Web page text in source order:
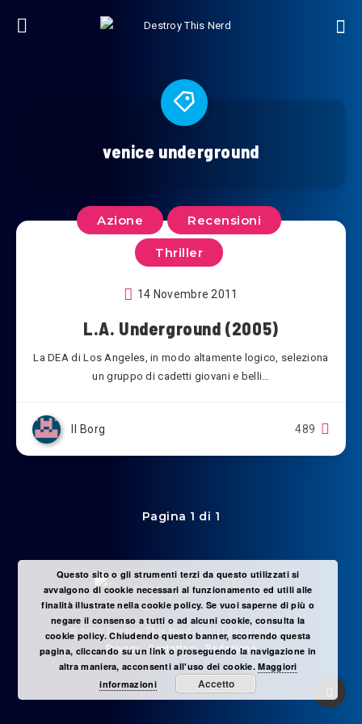
venice underground
Azione Recensioni
Thriller
14 Novembre 2011
L.A. Underground (2005)
La DEA di Los Angeles, in modo altamente logico, seleziona
un gruppo di cadetti giovani e belli…
Il Borg 489
Pagina 1 di 1
© 2025 Destroy This Nerd- Tutti i diritti riservati
Privacy- Contattaci-Redazione
Questo sito o gli strumenti terzi da questo utilizzati si
avvalgono di cookie necessari al funzionamento ed utili alle
finalità illustrate nella cookie policy. Se vuoi saperne di più o
negare il consenso a tutti o ad alcuni cookie, consulta la
cookie policy. Chiudendo questo banner, scorrendo questa
pagina, cliccando su un link o proseguendo la navigazione in
altra maniera, acconsenti all'uso dei cookie.Maggiori
informazioni
Accetto